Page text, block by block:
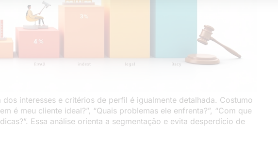
interesses e critérios de perfil é igualmente detalhada. Costumo
é meu cliente ideal?”, “Quais problemas ele enfrenta?”, “Com que
Essa análise orienta a segmentação e evita desperdício de